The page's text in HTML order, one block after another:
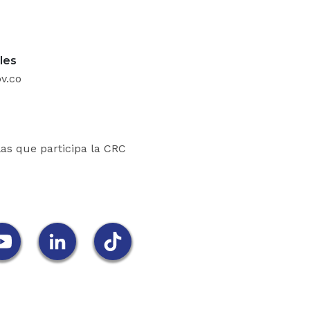
por una gestión pública efectiva precisa
en la Administración Pública que permita
y fortalecer la coordinación y el rol del
la modernización de la administración pública
que promueva la interoperabilidad de los
y ahorrar en trámites, procesos y
que participa la CRC